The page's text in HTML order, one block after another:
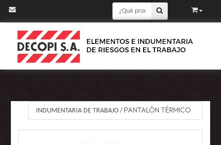
INDUMENTARIA DE TRABAJO / PANTALÓN TÉRMICO